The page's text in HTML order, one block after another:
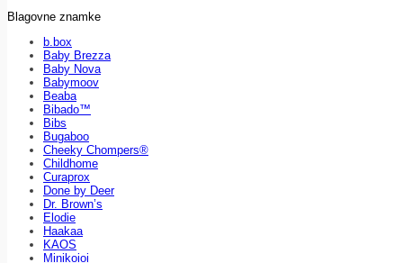
Blagovne znamke
b.box
Baby Brezza
Baby Nova
Babymoov
Beaba
Bibado™
Bibs
Bugaboo
Cheeky Chompers®
Childhome
Curaprox
Done by Deer
Dr. Brown’s
Elodie
Haakaa
KAOS
Minikoioi